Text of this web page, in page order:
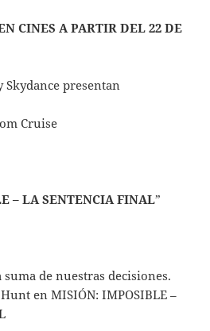
CINES A PARTIR DEL 22 DE
presentan
Cruise
– LA SENTENCIA FINAL”
de nuestras decisiones.
en MISIÓN: IMPOSIBLE –